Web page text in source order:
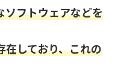
ソフトウェアなどを
しており、これの